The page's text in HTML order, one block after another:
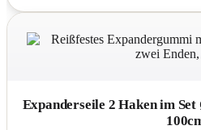
Expanderseile 2 Haken im